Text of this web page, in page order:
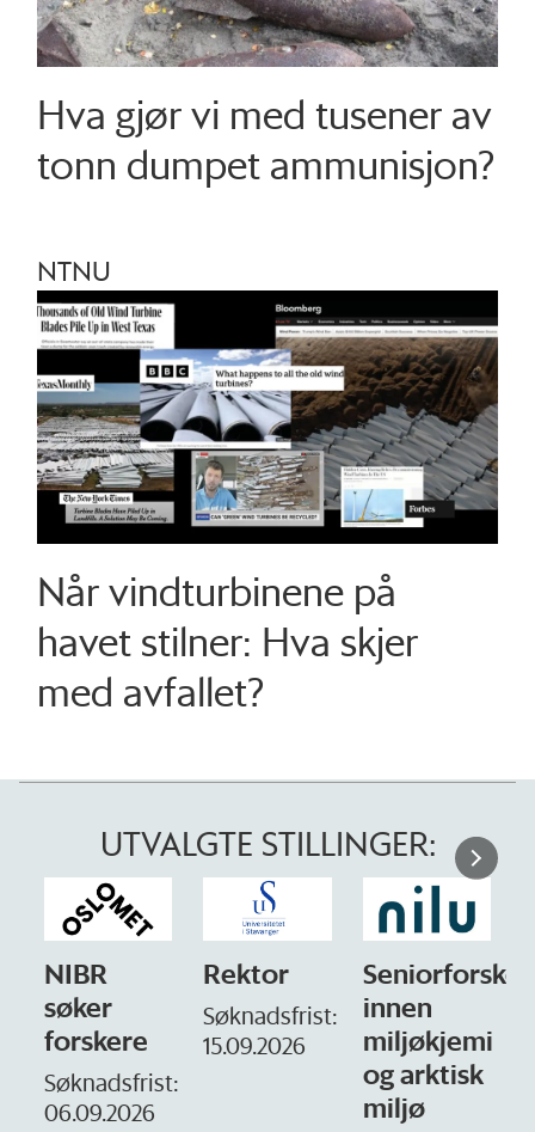
Hva gjør vi med tusener av
tonn dumpet ammunisjon?
NTNU
Når vindturbinene på
havet stilner: Hva skjer
med avfallet?
UTVALGTE STILLINGER:
NIBR
søker
forskere
Søknadsfrist:
06.09.2026
Rektor
Søknadsfrist:
15.09.2026
Seniorforsker
innen
miljøkjemi
og arktisk
miljø